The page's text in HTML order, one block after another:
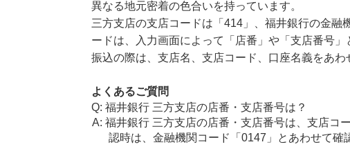
異なる地元密着の色合いを持っています。
三方支店の支店コードは「414」、福井銀行の金融
ードは、入力画面によって「店番」や「支店番号
振込の際は、支店名、支店コード、口座名義をあわ
よくあるご質問
福井銀行 三方支店の店番・支店番号は？
福井銀行 三方支店の店番・支店番号は、支店コ
認時は、金融機関コード「0147」とあわせて確